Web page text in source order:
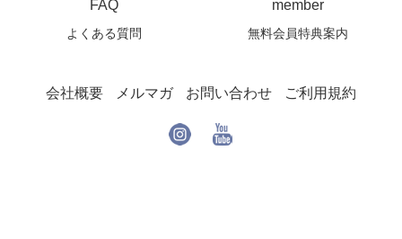
FAQ
よくある質問
member
無料会員特典案内
会社概要 メルマガ お問い合わせ ご利用規約